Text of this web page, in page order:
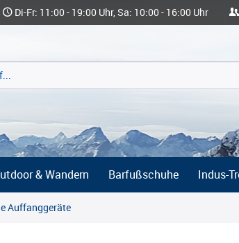
Di-Fr: 11:00 - 19:00 Uhr, Sa: 10:00 - 16:00 Uhr
& Wandern Barfußschuhe Indus-
Auffanggeräte